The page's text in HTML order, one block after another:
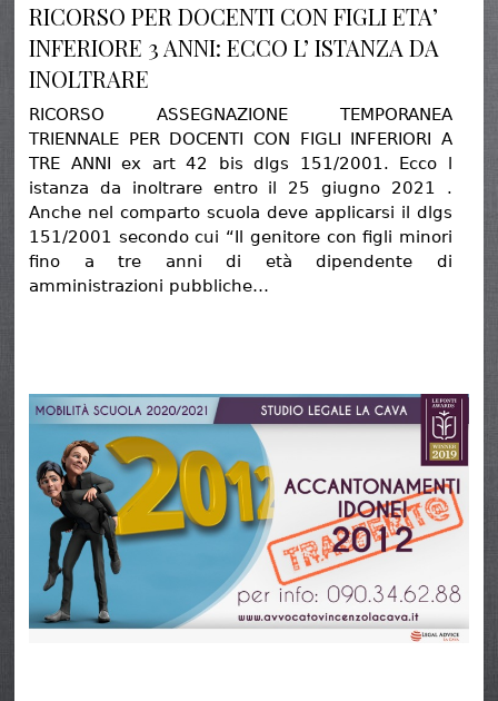
RICORSO PER DOCENTI CON FIGLI ETA’
INFERIORE 3 ANNI: ECCO L’ ISTANZA DA
INOLTRARE
RICORSO ASSEGNAZIONE TEMPORANEA
TRIENNALE PER DOCENTI CON FIGLI INFERIORI A
TRE ANNI ex art 42 bis dlgs 151/2001. Ecco l
istanza da inoltrare entro il 25 giugno 2021 .
Anche nel comparto scuola deve applicarsi il dlgs
151/2001 secondo cui “Il genitore con figli minori
fino a tre anni di età dipendente di
amministrazioni pubbliche…